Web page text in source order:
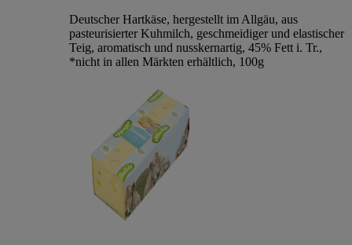
Deutscher Hartkäse, hergestellt im Allgäu, aus
pasteurisierter Kuhmilch, geschmeidiger und elastischer
Teig, aromatisch und nusskernartig, 45% Fett i. Tr.,
*nicht in allen Märkten erhältlich, 100g